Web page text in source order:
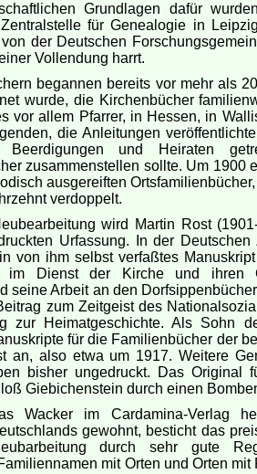
Grundlagen dafür
für Genealogie in
der Deutschen
Vollendung harrt.
begannen bereits vor mehr als
wurde, die Kirchenbücher
vor allem Pfarrer, in Hessen, in
die Anleitungen
und Heiraten
zusammenstellen sollte. Um 1900
ausgereiften
verdoppelt.
wird Martin Rost
Urfassung. In der Deutschen
von ihm selbst verfaßtes
im Dienst der Kirche und ihren
seine Arbeit an den
zum Zeitgeist des
zur Heimatgeschichte. Als Sohn
für die Familienbücher der
an, also etwa um 1917. Weitere
bisher ungedruckt. Das Original
Giebichenstein durch einen
Wacker im Cardamina-Verlag
gewohnt, besticht das
durch sehr gute
mit Orten und Orten mit